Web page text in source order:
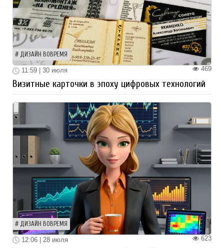
ДИЗАЙН ВОВРЕМЯ
469
11:59 | 30 июля
Визитные карточки в эпоху цифровых технологий
ДИЗАЙН ВОВРЕМЯ
623
12:06 | 28 июля